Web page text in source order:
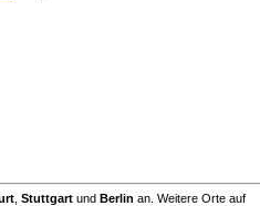
Stuttgart und Berlin an. Weitere Orte auf